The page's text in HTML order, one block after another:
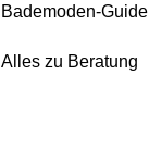
Bademoden-Guide
Alles zu Beratung